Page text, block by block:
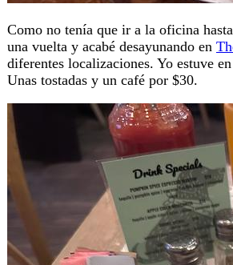
Como no tenía que ir a la oficina
una vuelta y acabé desayunando en
diferentes localizaciones. Yo estuve
Unas tostadas y un café por $30.